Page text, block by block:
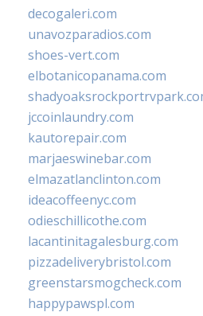
decogaleri.com
unavozparadios.com
shoes-vert.com
elbotanicopanama.com
jccoinlaundry.com
kautorepair.com
marjaeswinebar.com
elmazatlanclinton.com
ideacoffeenyc.com
odieschillicothe.com
lacantinitagalesburg.com
pizzadeliverybristol.com
greenstarsmogcheck.com
happypawspl.com